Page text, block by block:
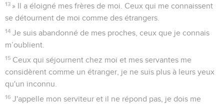
13 » Il a éloigné mes frères de moi. Ceux qui me connaissent
se détournent de moi comme des étrangers.
14 Je suis abandonné de mes proches, ceux que je connais
m’oublient.
15 Ceux qui séjournent chez moi et mes servantes me
considèrent comme un étranger, je ne suis plus à leurs yeux
qu'un inconnu.
16 J'appelle mon serviteur et il ne répond pas, je dois me